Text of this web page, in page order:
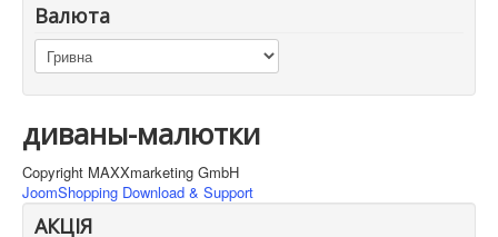
Валюта
диваны-малютки
Copyright MAXXmarketing GmbH
JoomShopping Download & Support
АКЦІЯ